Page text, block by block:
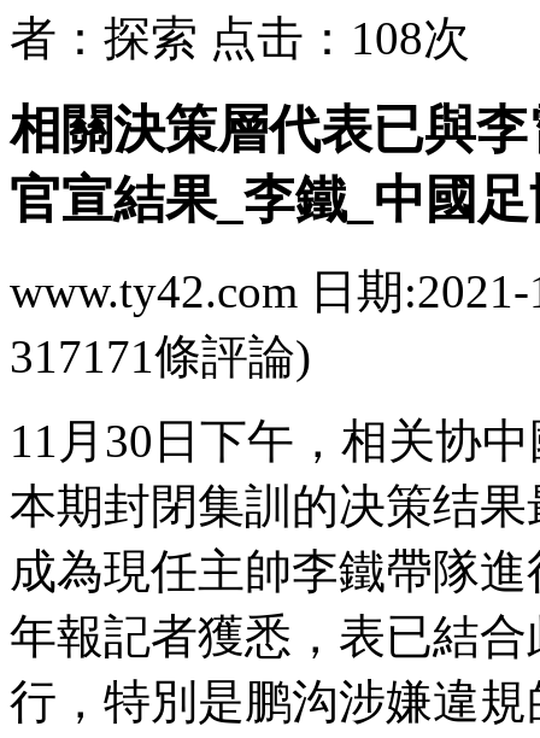
者：探索 点击：108次
相關決策層代表已與
官宣結果_李鐵_中國
www.ty42.com 日期
317171條評論)
11月30日下午，相关
本期封閉集訓的决策结果
成為現任主帥李鐵帶隊
年報記者獲悉 ，表已
行，特別是鹏沟涉嫌違